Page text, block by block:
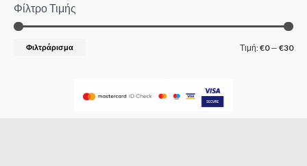
Φίλτρο Τιμής
Φιλτράρισμα Τιμή:€0— €30